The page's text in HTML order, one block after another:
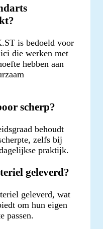
is bedoeld voor
die werken met
hebben aan
scherp?
behoudt
zelfs bij
praktijk.
geleverd?
geleverd, wat
om hun eigen
passen.